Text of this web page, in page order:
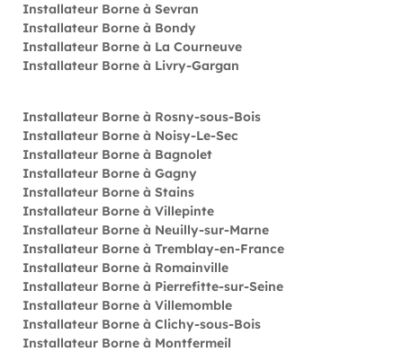
Installateur Borne à Sevran
Installateur Borne à Bondy
Installateur Borne à La Courneuve
Installateur Borne à Livry-Gargan
Installateur Borne à Rosny-sous-Bois
Installateur Borne à Noisy-Le-Sec
Installateur Borne à Bagnolet
Installateur Borne à Gagny
Installateur Borne à Stains
Installateur Borne à Villepinte
Installateur Borne à Neuilly-sur-Marne
Installateur Borne à Tremblay-en-France
Installateur Borne à Romainville
Installateur Borne à Pierrefitte-sur-Seine
Installateur Borne à Villemomble
Installateur Borne à Clichy-sous-Bois
Installateur Borne à Montfermeil